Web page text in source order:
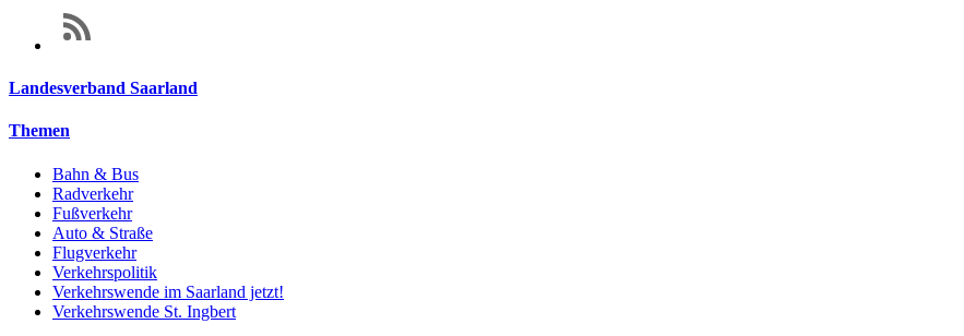
Landesverband Saarland
Themen
Bahn & Bus
Radverkehr
Fußverkehr
Auto & Straße
Flugverkehr
Verkehrspolitik
Verkehrswende im Saarland jetzt!
Verkehrswende St. Ingbert